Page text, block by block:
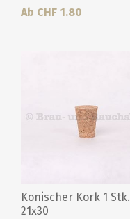
Ab CHF 1.80
Konischer Kork 1 Stk.
21x30